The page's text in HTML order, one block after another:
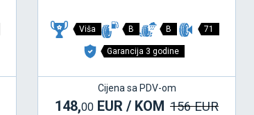
Viša B B 71
Garancija 3 godine
Cijena sa PDV-om
148,00 EUR / KOM 156 EUR